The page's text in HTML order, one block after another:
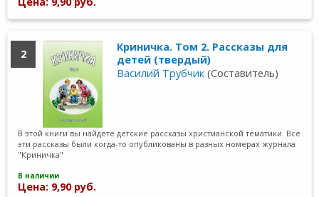
2
Криничка. Том 2. Рассказы для
детей (твердый)
Василий Трубчик (Составитель)
В этой книги вы найдете детские рассказы христианской тематики. Все
эти рассказы были когда-то опубликованы в разных номерах журнала
"Криничка"
В наличии
Цена: 9,90 руб.